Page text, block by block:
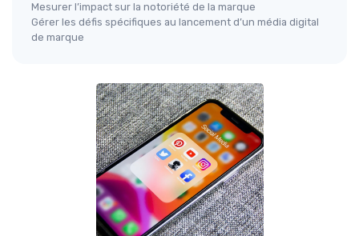
Mesurer l’impact sur la notoriété de la marque
Gérer les défis spécifiques au lancement d’un média digital
de marque